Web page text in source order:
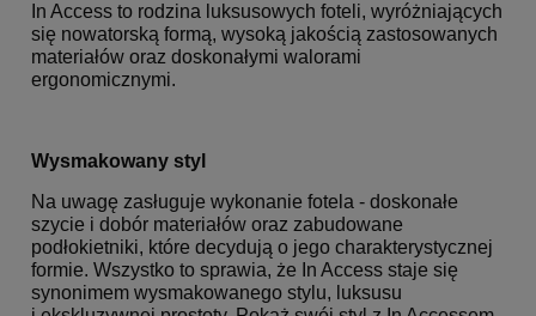
In Access to rodzina luksusowych foteli, wyróżniających
się nowatorską formą, wysoką jakością zastosowanych
materiałów oraz doskonałymi walorami
ergonomicznymi.
Wysmakowany styl
Na uwagę zasługuje wykonanie fotela - doskonałe
szycie i dobór materiałów oraz zabudowane
podłokietniki, które decydują o jego charakterystycznej
formie. Wszystko to sprawia, że In Access staje się
synonimem wysmakowanego stylu, luksusu